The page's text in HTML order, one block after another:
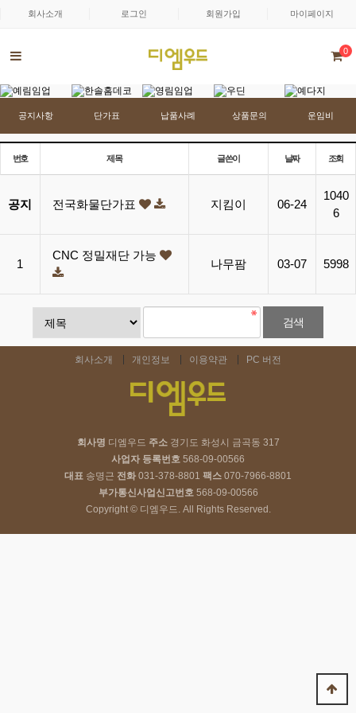
회사소개 로그인 회원가입 마이페이지
0
공지사항 단가표 납품사례 상품문의 운임비
번호 제목 글쓴이 날짜 조회
공지 전국화물단가표 지킴이 06-24
1040
6
1
CNC 정밀재단 가능
나무팜 03-07 5998
회사소개 개인정보 이용약관 PC 버전
회사명 디엠우드 주소경기도 화성시 금곡동 317
사업자 등록번호 568-09-00566
대표 송명근 전화 031-378-8801 팩스 070-7966-8801
부가통신사업신고번호 568-09-00566
Copyright © 디엠우드. All Rights Reserved.